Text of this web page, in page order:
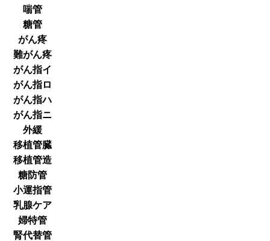
喘管
糖管
がん疼
難がん疼
がん指イ
がん指ロ
がん指ハ
がん指ニ
外緩
移植管臓
移植管造
糖防管
小運指管
乳腺ケア
婦特管
腎代替管